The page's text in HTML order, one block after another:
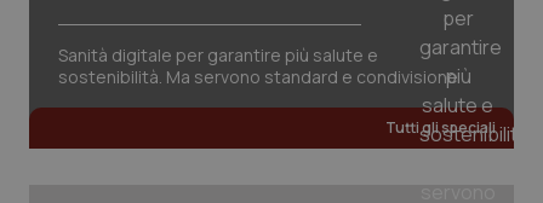
Sanità digitale per garantire più salute e
sostenibilità. Ma servono standard e condivisione
Tutti gli speciali
Google LLC
.quotidianosanita.it
1
mese